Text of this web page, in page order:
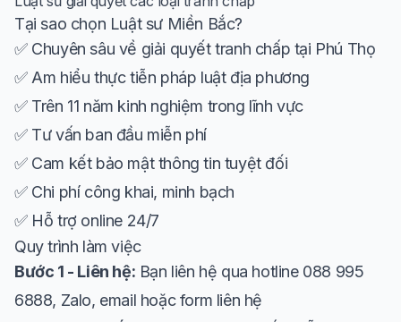
Tại sao chọn Luật sư Miền Bắc?
✅ Chuyên sâu về giải quyết tranh chấp tại Phú Thọ
✅ Am hiểu thực tiễn pháp luật địa phương
✅ Trên 11 năm kinh nghiệm trong lĩnh vực
✅ Tư vấn ban đầu miễn phí
✅ Cam kết bảo mật thông tin tuyệt đối
✅ Chi phí công khai, minh bạch
✅ Hỗ trợ online 24/7
Quy trình làm việc
Bước 1 - Liên hệ: Bạn liên hệ qua hotline 088 995
6888, Zalo, email hoặc form liên hệ